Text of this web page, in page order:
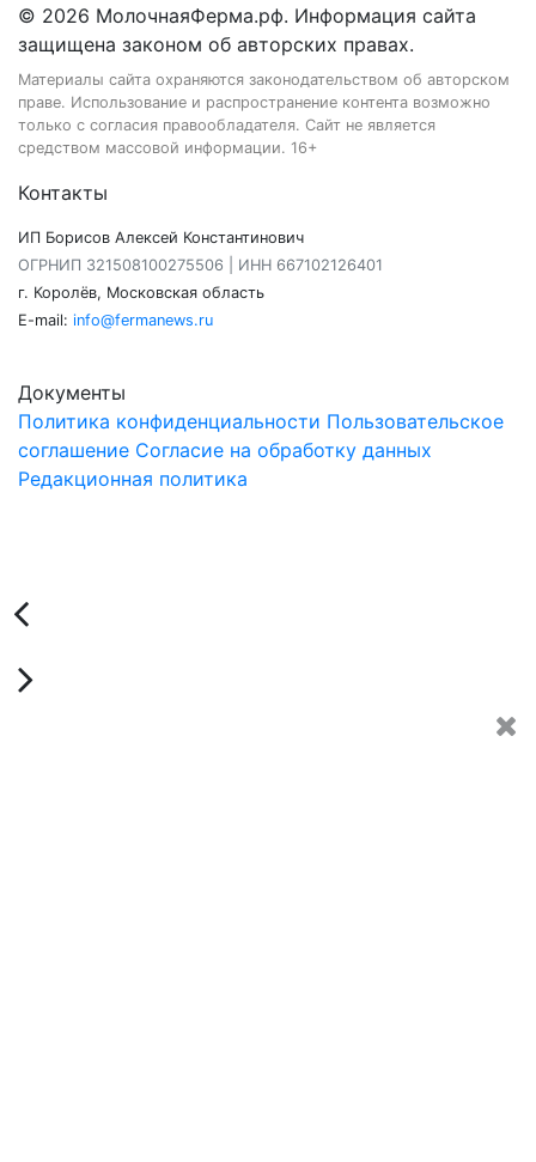
© 2026 МолочнаяФерма.рф. Информация сайта
защищена законом об авторских правах.
Материалы сайта охраняются законодательством об авторском
праве. Использование и распространение контента возможно
только с согласия правообладателя. Сайт не является
средством массовой информации. 16+
Контакты
ИП Борисов Алексей Константинович
ОГРНИП 321508100275506 | ИНН 667102126401
г. Королёв, Московская область
E-mail: info@fermanews.ru
Документы
Политика конфиденциальности Пользовательское
соглашение Согласие на обработку данных
Редакционная политика